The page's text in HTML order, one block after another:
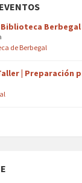
Berbegal
de Berbegal
| Preparación